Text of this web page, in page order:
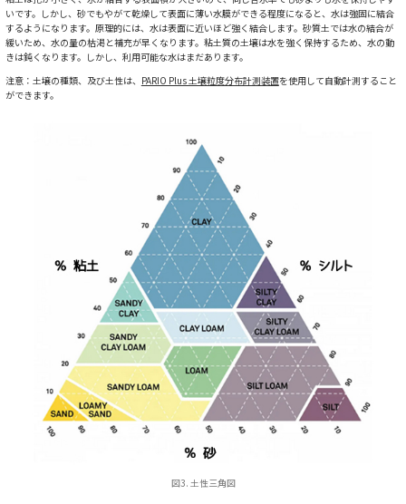
いです。しかし、砂でもやがて乾燥して表面に薄い水膜ができる程度になると、水は強固に結合
するようになります。原理的には、水は表面に近いほど強く結合します。砂質土では水の結合が
緩いため、水の量の枯渇と補充が早くなります。粘土質の土壌は水を強く保持するため、水の動
きは鈍くなります。しかし、利用可能な水はまだあります。
注意：土壌の種類、及び土性は、 PARIO Plus 土壌粒度分布計測装置を使用して自動計測すること
ができます。
図3. 土性三角図